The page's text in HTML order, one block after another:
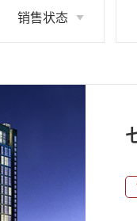
销售状态